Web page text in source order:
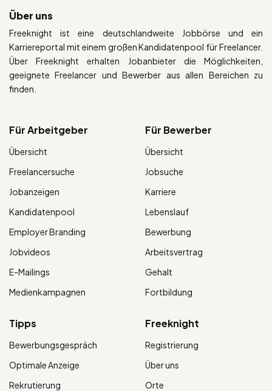
Über uns
Freeknight ist eine deutschlandweite Jobbörse und ein
Karriereportal mit einem großen Kandidatenpool für Freelancer.
Über Freeknight erhalten Jobanbieter die Möglichkeiten,
geeignete Freelancer und Bewerber aus allen Bereichen zu
finden.
Für Arbeitgeber
Übersicht
Freelancersuche
Jobanzeigen
Kandidatenpool
Employer Branding
Jobvideos
E-Mailings
Medienkampagnen
Für Bewerber
Übersicht
Jobsuche
Karriere
Lebenslauf
Bewerbung
Arbeitsvertrag
Gehalt
Fortbildung
Tipps
Bewerbungsgespräch
Optimale Anzeige
Rekrutierung
Freeknight
Registrierung
Über uns
Orte